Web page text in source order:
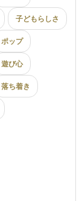
子どもらしさ
ポップ
遊び心
落ち着き